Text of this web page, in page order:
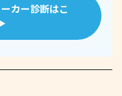
カー診断はこ